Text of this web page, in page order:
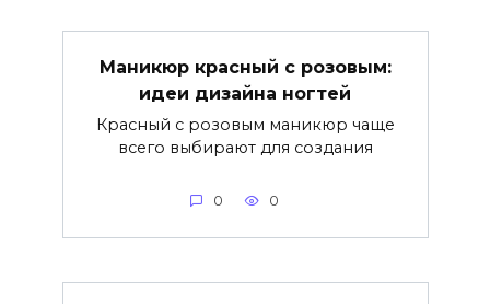
Маникюр красный с розовым:
идеи дизайна ногтей
Красный с розовым маникюр чаще
всего выбирают для создания
0 0